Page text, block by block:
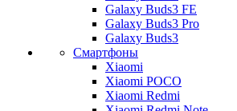
Galaxy Buds3 FE
Galaxy Buds3 Pro
Galaxy Buds3
Смартфоны
Xiaomi
Xiaomi POCO
Xiaomi Redmi